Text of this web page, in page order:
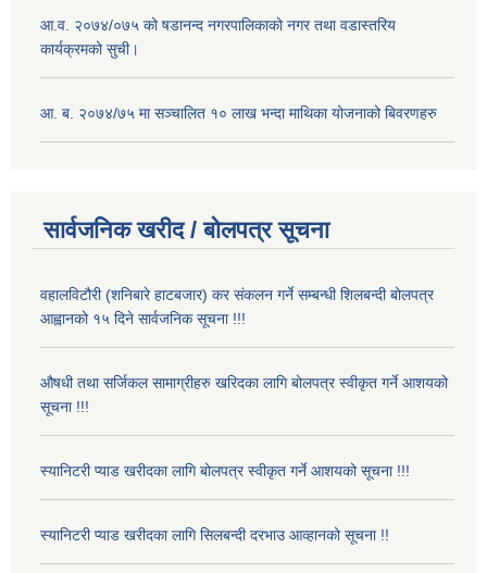
आ.व. २०७४/०७५ को षडानन्द नगरपालिकाको नगर तथा वडास्तरिय
कार्यक्रमको सुची।
आ. ब. २०७४/७५ मा सञ्चालित १० लाख भन्दा माथिका योजनाको बिवरणहरु
सार्वजनिक खरीद / बोलपत्र सूचना
वहालविटौरी (शनिबारे हाटबजार) कर संकलन गर्ने सम्बन्धी शिलबन्दी बोलपत्र
आह्वानको १५ दिने सार्वजनिक सूचना !!!
औषधी तथा सर्जिकल सामाग्रीहरु खरिदका लागि बोलपत्र स्वीकृत गर्ने आशयको
सूचना !!!
स्यानिटरी प्याड खरीदका लागि बोलपत्र स्वीकृत गर्ने आशयको सूचना !!!
स्यानिटरी प्याड खरीदका लागि सिलबन्दी दरभाउ आव्हानको सूचना !!